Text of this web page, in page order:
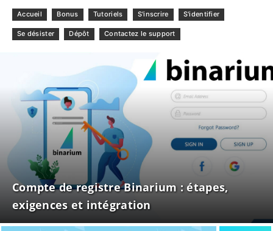
Accueil Bonus Tutoriels S'inscrire S'identifier
Se désister Dépôt Contactez le support
Compte de registre Binarium : étapes,
exigences et intégration